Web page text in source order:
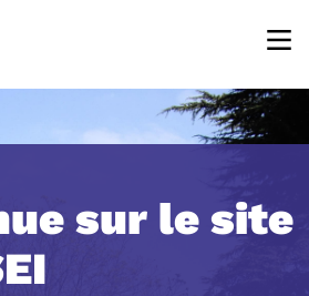
sur le site